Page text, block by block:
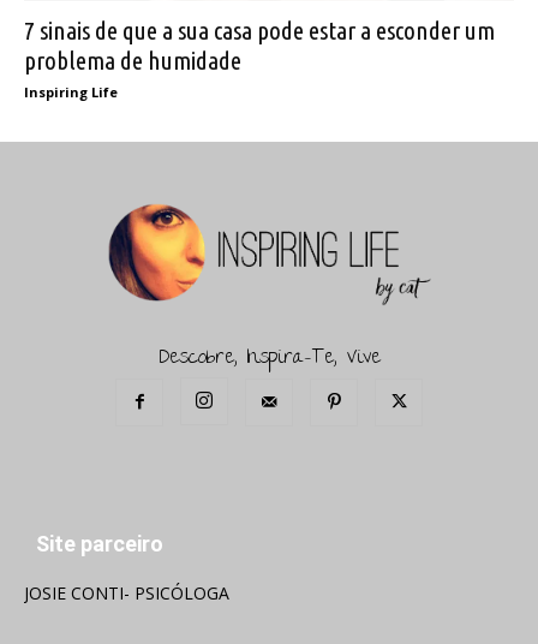
7 sinais de que a sua casa pode estar a esconder um
problema de humidade
Inspiring Life
Descobre, Inspira-Te, Vive
Site parceiro
JOSIE CONTI- PSICÓLOGA